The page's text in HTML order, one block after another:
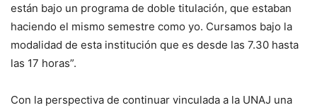
están bajo un programa de doble titulación, que estaban
haciendo el mismo semestre como yo. Cursamos bajo la
modalidad de esta institución que es desde las 7.30 hasta
las 17 horas”.
Con la perspectiva de continuar vinculada a la UNAJ una